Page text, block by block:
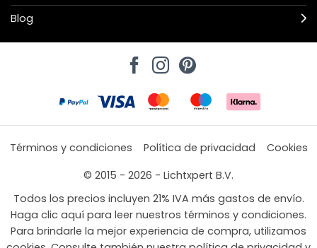
Blog
Términos y condiciones Política de privacidad
Cookies
© 2015 - 2026 - Lichtxpert B.V.
Todos los precios incluyen 21% IVA más gastos de envío.
Haga clic aquí para leer nuestros términos y condiciones.
Para brindarle la mejor experiencia de compra, utilizamos